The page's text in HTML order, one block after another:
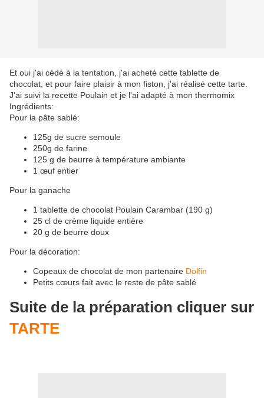
Et oui j'ai cédé à la tentation, j'ai acheté cette tablette de
chocolat, et pour faire plaisir à mon fiston, j'ai réalisé cette tarte.
J'ai suivi la recette Poulain et je l'ai adapté à mon thermomix
Ingrédients:
Pour la pâte sablé:
125g de sucre semoule
250g de farine
125 g de beurre à température ambiante
1 œuf entier
Pour la ganache
1 tablette de chocolat Poulain Carambar (190 g)
25 cl de crème liquide entière
20 g de beurre doux
Pour la décoration:
Copeaux de chocolat de mon partenaire Dolfin
Petits cœurs fait avec le reste de pâte sablé
Suite de la préparation cliquer sur
TARTE